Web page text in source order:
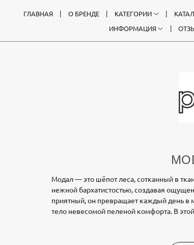
ГЛАВНАЯ О БРЕНДЕ КАТЕГОРИИ
ИНФОРМАЦИЯ
Модал — это шёпот леса, сотканный в
нежной бархатистостью, создавая
приятный, он превращает каждый день в
тело невесомой пеленой комфорта. В